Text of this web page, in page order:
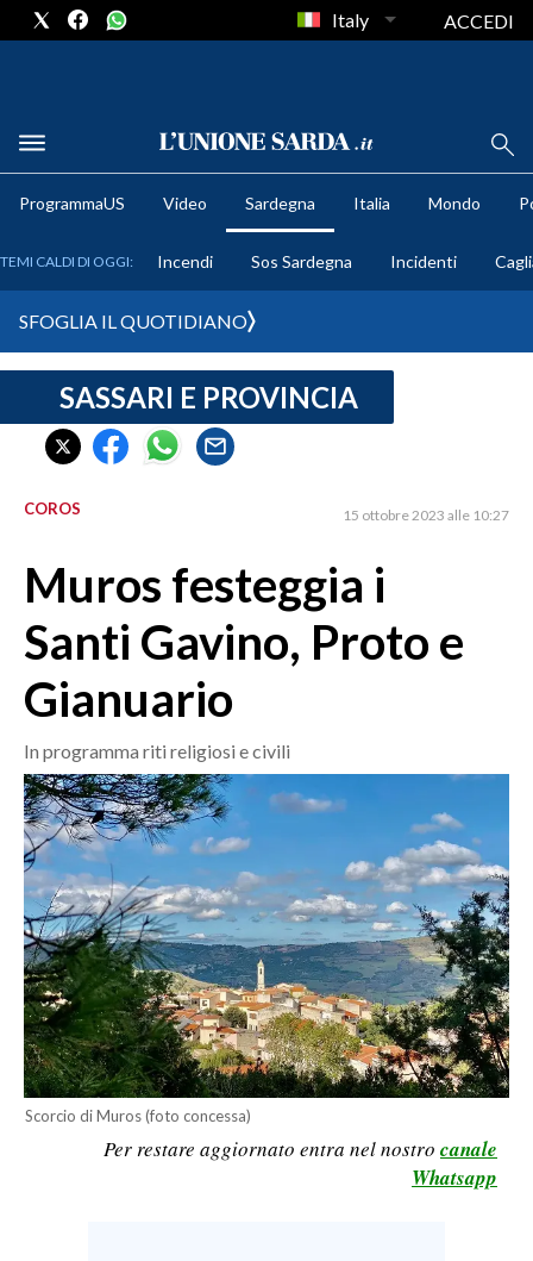
METEO
CRONACA SARDEGNA
CAGLIARI
SULCIS IGLESIENTE
ORISTANO E PROVINCIA
GALLURA
NUORO E PROVINCIA
OGLIASTRA
AGENDA
CRONACA
ITALIA
MONDO
POLITICA
ECONOMIA
SERVIZI ALLE IMPRESE
LAVORO
Italy ACCEDI
ProgrammaUS Video Sardegna Italia Mondo
TEMI CALDI DI OGGI: Incendi Sos Sardegna Incidenti
SFOGLIA IL QUOTIDIANO
SASSARI E PROVINCIA
COROS 15 ottobre 2023 alle 10:27
Muros festeggia i
Santi Gavino, Proto e
Gianuario
In programma riti religiosi e civili
Scorcio di Muros (foto concessa)
Per restare aggiornato entra nel nostro canale
Whatsapp